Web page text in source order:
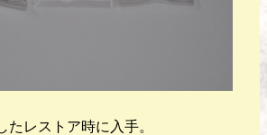
たレストア時に入手。